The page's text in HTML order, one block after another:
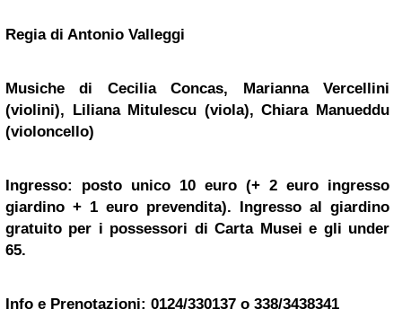
Regia di Antonio Valleggi
Musiche di Cecilia Concas, Marianna Vercellini
(violini), Liliana Mitulescu (viola), Chiara Manueddu
(violoncello)
Ingresso: posto unico 10 euro (+ 2 euro ingresso
giardino + 1 euro prevendita). Ingresso al giardino
gratuito per i possessori di Carta Musei e gli under
65.
Info e Prenotazioni: 0124/330137 o 338/3438341